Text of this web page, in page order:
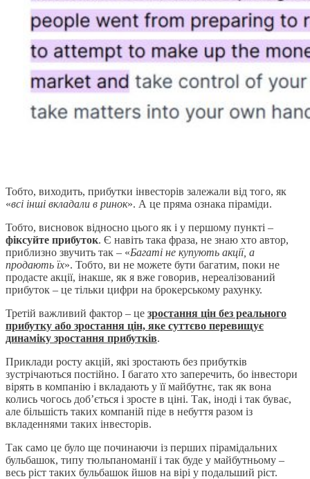
Тобто, виходить, прибутки інвесторів залежали від того, як
«всі інші вкладали в ринок». А це пряма ознака піраміди.
Тобто, висновок відносно цього як і у першому пункті –
фіксуйте прибуток. Є навіть така фраза, не знаю хто автор,
приблизно звучить так – «Багаті не купують акції, а
продають їх». Тобто, ви не можете бути багатим, поки не
продасте акції, інакше, як я вже говорив, нереалізований
прибуток – це тільки цифри на брокерському рахунку.
Третій важливий фактор – це зростання цін без реального
прибутку або зростання цін, яке суттєво перевищує
динаміку зростання прибутків.
Приклади росту акцій, які зростають без прибутків
зустрічаються постійно. І багато хто заперечить, бо інвестори
вірять в компанію і вкладають у її майбутнє, так як вона
колись чогось доб’ється і зросте в ціні. Так, іноді і так буває,
але більшість таких компаній піде в небуття разом із
вкладеннями таких інвесторів.
Так само це було ще починаючи із перших пірамідальних
бульбашок, типу тюльпаноманії і так буде у майбутньому –
весь ріст таких бульбашок йшов на вірі у подальший ріст.